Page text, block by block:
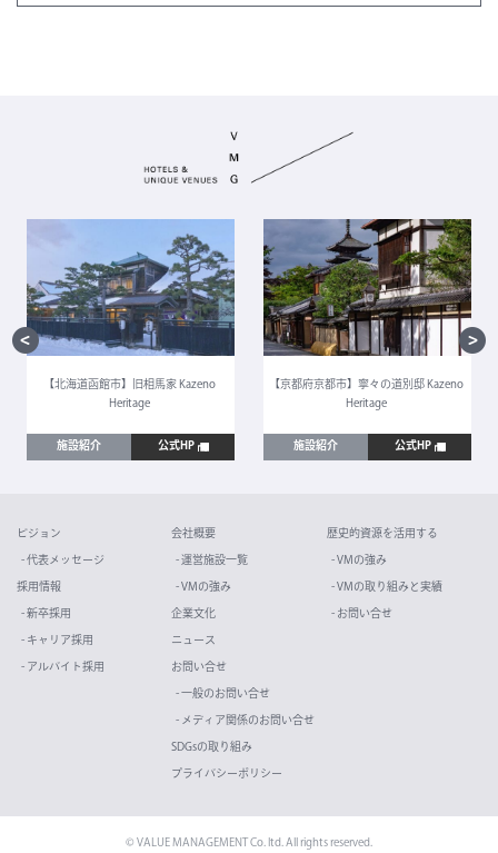
【北海道函館市】旧相馬家 Kazeno
Heritage
施設紹介 公式HP
【京都府京都市】寧々の道別邸 Kazeno
Heritage
施設紹介 公式HP
ビジョン
- 代表メッセージ
採用情報
- 新卒採用
- キャリア採用
- アルバイト採用
会社概要
- 運営施設一覧
- VMの強み
企業文化
ニュース
お問い合せ
- 一般のお問い合せ
- メディア関係のお問い合せ
SDGsの取り組み
プライバシーポリシー
歴史的資源を活用する
- VMの強み
- VMの取り組みと実績
- お問い合せ
© VALUE MANAGEMENT Co. ltd. All rights reserved.